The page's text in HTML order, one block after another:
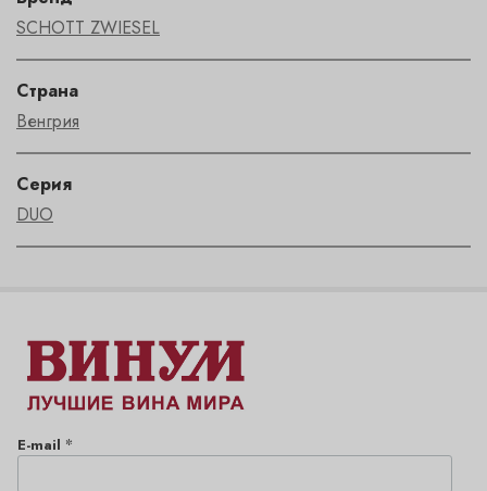
SCHOTT ZWIESEL
Страна
Венгрия
Серия
DUO
E-mail *